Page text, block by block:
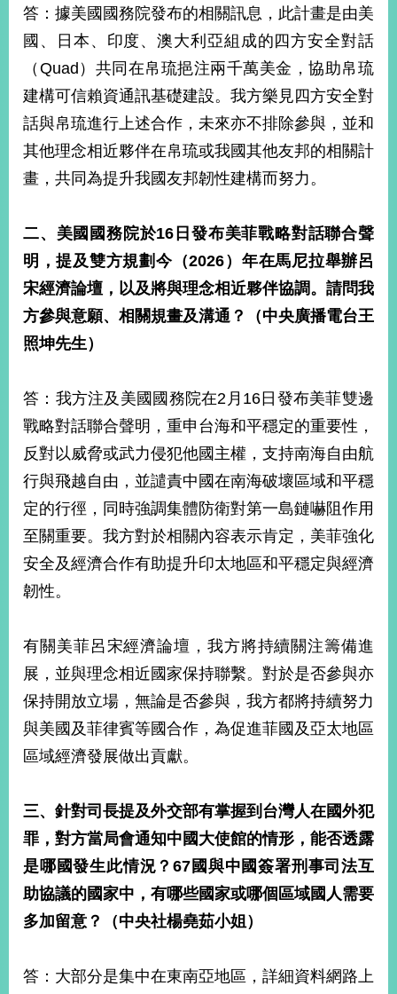
APPYouTube
RSS
政
府
網
站
資
料
開
放
隱
私
權
保
及
安
全
策
無
障
礙
網
站
說
聯
絡
們
答：據美國國務院發布的相關訊息，此計畫是由美
國、日本、印度、澳大利亞組成的四方安全對話
（Quad）共同在帛琉挹注兩千萬美金，協助帛琉
建構可信賴資通訊基礎建設。我方樂見四方安全對
話與帛琉進行上述合作，未來亦不排除參與，並和
其他理念相近夥伴在帛琉或我國其他友邦的相關計
畫，共同為提升我國友邦韌性建構而努力。
二、美國國務院於16日發布美菲戰略對話聯合聲
明，提及雙方規劃今（2026）年在馬尼拉舉辦呂
宋經濟論壇，以及將與理念相近夥伴協調。請問我
方參與意願、相關規畫及溝通？（中央廣播電台王
照坤先生）
答：我方注及美國國務院在2月16日發布美菲雙邊
戰略對話聯合聲明，重申台海和平穩定的重要性，
反對以威脅或武力侵犯他國主權，支持南海自由航
行與飛越自由，並譴責中國在南海破壞區域和平穩
定的行徑，同時強調集體防衛對第一島鏈嚇阻作用
至關重要。我方對於相關內容表示肯定，美菲強化
安全及經濟合作有助提升印太地區和平穩定與經濟
韌性。
有關美菲呂宋經濟論壇，我方將持續關注籌備進
展，並與理念相近國家保持聯繫。對於是否參與亦
保持開放立場，無論是否參與，我方都將持續努力
與美國及菲律賓等國合作，為促進菲國及亞太地區
區域經濟發展做出貢獻。
三、針對司長提及外交部有掌握到台灣人在國外犯
罪，對方當局會通知中國大使館的情形，能否透露
是哪國發生此情況？67國與中國簽署刑事司法互
助協議的國家中，有哪些國家或哪個區域國人需要
多加留意？（中央社楊堯茹小姐）
答：大部分是集中在東南亞地區，詳細資料網路上